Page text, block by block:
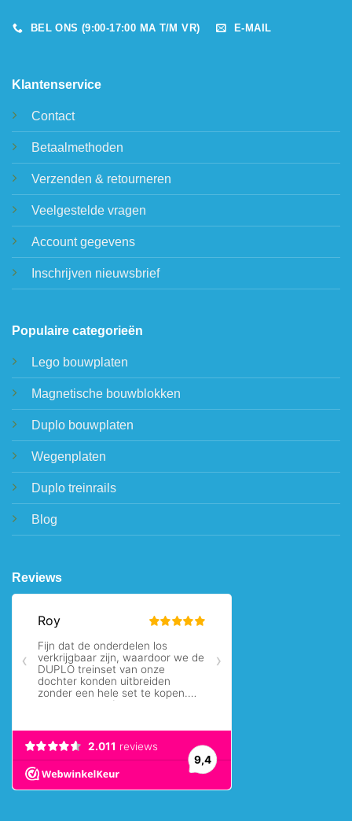
BEL ONS (9:00-17:00 MA T/M VR) E-MAIL
Klantenservice
Contact
Betaalmethoden
Verzenden & retourneren
Veelgestelde vragen
Account gegevens
Inschrijven nieuwsbrief
Populaire categorieën
Lego bouwplaten
Magnetische bouwblokken
Duplo bouwplaten
Wegenplaten
Duplo treinrails
Blog
Reviews